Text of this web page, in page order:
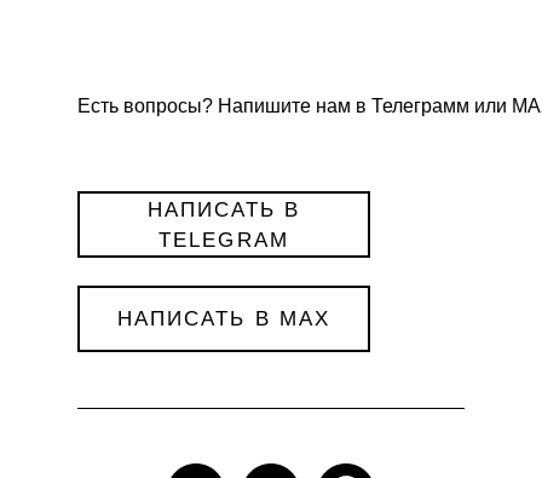
Есть вопросы? Напишите нам в Телеграмм или
НАПИСАТЬ В MAX
НАПИСАТЬ В
TELEGRAM